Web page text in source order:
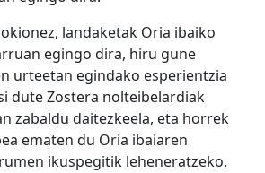
landaketak Oria ibaiko
egingo dira, hiru gune
urteetan egindako esperientzia
duteZostera nolteibelardiak
zabaldu daitezkeela, eta horrek
ematen du Oria ibaiaren
ikuspegitik leheneratzeko.